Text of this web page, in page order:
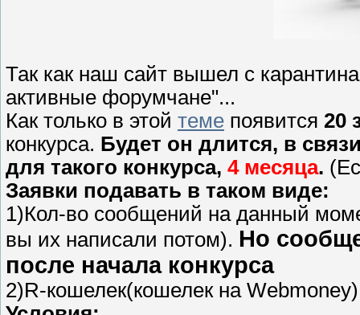
Так как наш сайт вышел с
активные форумчане"...
Как только в этой теме появится 20
конкурса. Будет он длится, в
для такого конкурса, 4 месяца.
Заявки подавать в таком виде:
1)Кол-во сообщений на данный
вы их написали потом). Но
после начала конкурса
2)R-кошелек(кошелек на Webmoney)